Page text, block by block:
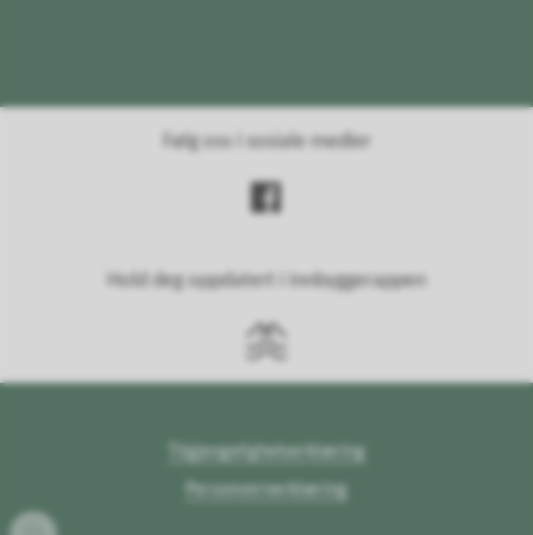
Følg oss i sosiale medier
Hold deg oppdatert i innbyggerappen
Tilgjengelighetserklæring
Personvernerklæring